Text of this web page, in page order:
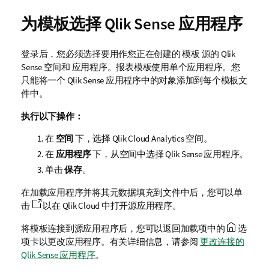
为模板选择Qlik Sense 应用程序
登录后，您必须选择要用作您正在创建的模板 源的 Qlik
Sense空间和 应用程序。报表模板使用单个应用程序。您
只能将一个 Qlik Sense 应用程序中的对象添加到每个模板文
件中。
执行以下操作：
在 空间下，选择 Qlik Cloud Analytics空间。
在 应用程序下，从空间中选择Qlik Sense应用程序。
单击保存。
在加载应用程序并将其元数据填充到文件中后，您可以单
击
以在 Qlik Cloud 中打开源应用程序。
将模板连接到源应用程序后，您可以返回加载项中的
选
项卡以更改应用程序。有关详细信息，请参阅 更改连接的
Qlik Sense 应用程序。